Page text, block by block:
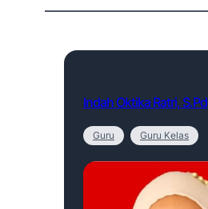
Indah Oktika Ratri, S.Pd
Guru Guru Kelas